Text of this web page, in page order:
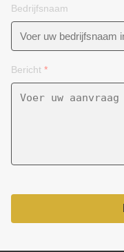
Bedrijfsnaam
Bericht *